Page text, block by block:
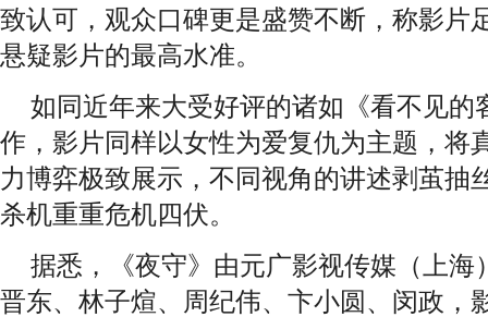
致认可，观众口碑更是盛赞不断，称影片
悬疑影片的最高水准。
如同近年来大受好评的诸如《看不见的
作，影片同样以女性为爱复仇为主题，将
力博弈极致展示，不同视角的讲述剥茧抽
杀机重重危机四伏。
据悉，《夜守》由元广影视传媒（上海
晋东、林子煊、周纪伟、卞小圆、闵政，